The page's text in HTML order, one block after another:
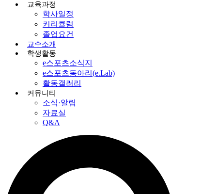
교육과정
학사일정
커리큘럼
졸업요건
교수소개
학생활동
e스포츠소식지
e스포츠동아리(e.Lab)
활동갤러리
커뮤니티
소식·알림
자료실
Q&A